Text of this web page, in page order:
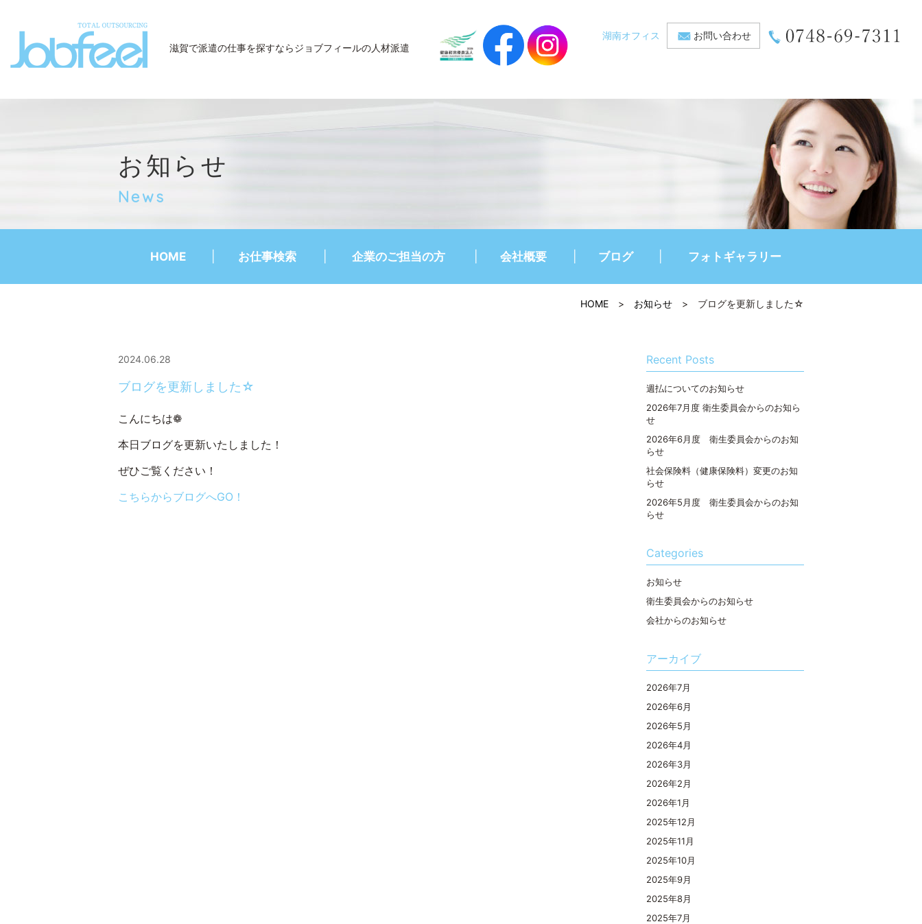
滋賀で派遣の仕事を探すならジョブフィールの人材派遣
湖南オフィス お問い合わせ
お知らせ
News
HOME お仕事検索 企業のご担当の方 会社概要 ブログ フォトギャラリー
HOME > お知らせ > ブログを更新しました☆
2024.06.28
ブログを更新しました☆
こんにちは❁
本日ブログを更新いたしました！
ぜひご覧ください！
こちらからブログへGO！
Recent Posts
週払についてのお知らせ
2026年7月度 衛生委員会からのお知ら
せ
2026年6月度 衛生委員会からのお知
らせ
社会保険料（健康保険料）変更のお知
らせ
2026年5月度 衛生委員会からのお知
らせ
Categories
お知らせ
衛生委員会からのお知らせ
会社からのお知らせ
アーカイブ
2026年7月
2026年6月
2026年5月
2026年4月
2026年3月
2026年2月
2026年1月
2025年12月
2025年11月
2025年10月
2025年9月
2025年8月
2025年7月